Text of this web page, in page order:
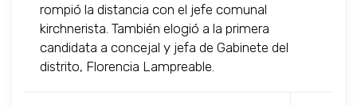
rompió la distancia con el jefe comunal
kirchnerista. También elogió a la primera
candidata a concejal y jefa de Gabinete del
distrito, Florencia Lampreable.